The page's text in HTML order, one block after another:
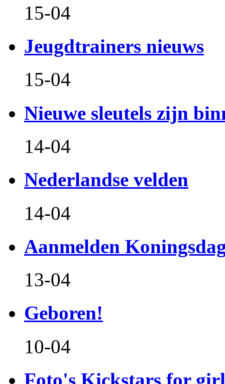
15-04
Jeugdtrainers nieuws
15-04
Nieuwe sleutels zijn
14-04
Nederlandse velden
14-04
Aanmelden
13-04
Geboren!
10-04
Foto's Kickstars for